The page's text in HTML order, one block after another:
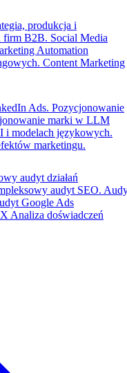
produkcja i
firm B2B. Social Media
Automation
Content Marketing
Ads. Pozycjonowanie
marki w LLM
i modelach językowych.
marketingu.
audyt działań
audyt SEO.
Google Ads
Analiza doświadczeń